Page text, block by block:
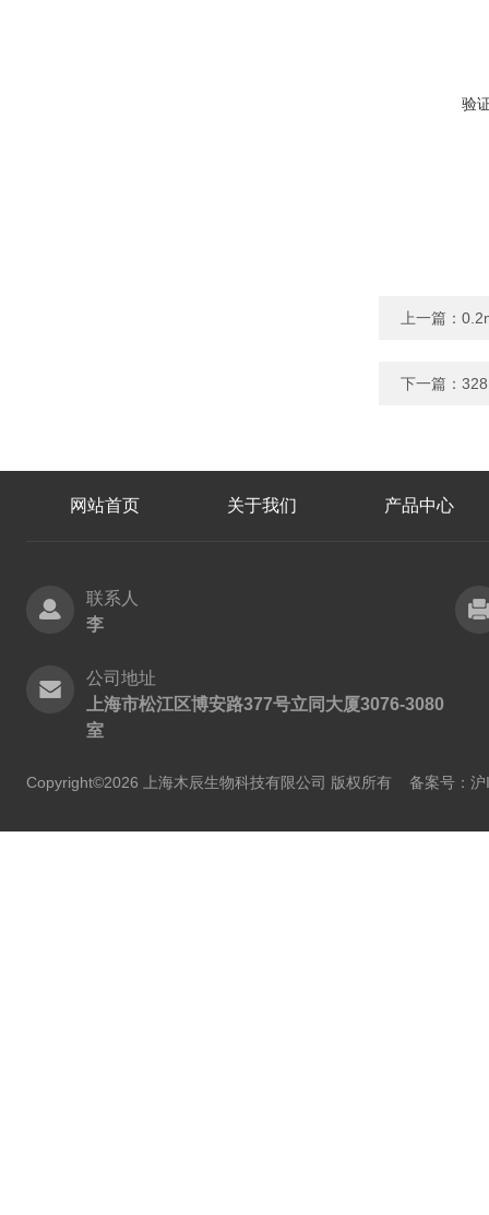
验
上一篇：
下一篇：
网站首页 关于我们 产品中心
联系人
李
公司地址
上海市松江区博安路377号立同大厦3076-3080
室
Copyright©2026 上海木辰生物科技有限公司 版权所有 备案号：